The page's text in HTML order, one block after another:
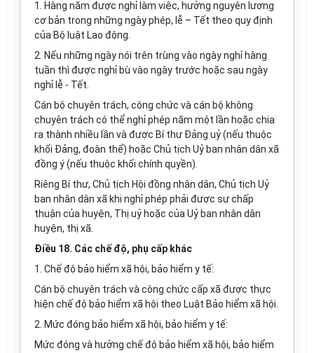
1. Hàng năm được nghỉ làm việc, hưởng nguyên lương
cơ bản trong những ngày phép, lễ – Tết theo quy định
của Bộ luật Lao động.
2. Nếu những ngày nói trên trùng vào ngày nghỉ hàng
tuần thì được nghỉ bù vào ngày trước hoặc sau ngày
nghỉ lễ - Tết.
Cán bộ chuyên trách, công chức và cán bộ không
chuyên trách có thể nghỉ phép năm một lần hoặc chia
ra thành nhiều lần và được Bí thư Đảng uỷ (nếu thuộc
khối Đảng, đoàn thể) hoặc Chủ tịch Uỷ ban nhân dân xã
đồng ý (nếu thuộc khối chính quyền).
Riêng Bí thư, Chủ tịch Hội đồng nhân dân, Chủ tịch Uỷ
ban nhân dân xã khi nghỉ phép phải được sự chấp
thuận của huyện, Thị uỷ hoặc của Uỷ ban nhân dân
huyện, thị xã.
Điều 18. Các chế độ, phụ cấp khác
1. Chế độ bảo hiểm xã hội, bảo hiểm y tế:
Cán bộ chuyên trách và công chức cấp xã được thực
hiện chế độ bảo hiểm xã hội theo Luật Bảo hiểm xã hội.
2. Mức đóng bảo hiểm xã hội, bảo hiểm y tế:
Mức đóng và hưởng chế độ bảo hiểm xã hội, bảo hiểm